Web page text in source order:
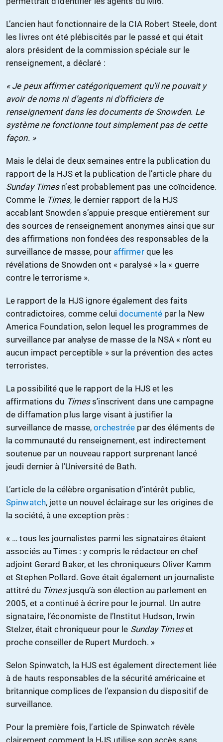
L’ancien haut fonctionnaire de la CIA Robert Steele, dont
les livres ont été plébiscités par le passé et qui était
alors président de la commission spéciale sur le
renseignement, a déclaré :
« Je peux affirmer catégoriquement qu’il ne pouvait y
avoir de noms ni d’agents ni d’officiers de
renseignement dans les documents de Snowden. Le
système ne fonctionne tout simplement pas de cette
façon. »
Mais le délai de deux semaines entre la publication du
rapport de la HJS et la publication de l’article phare du
Sunday Timesn’est probablement pas une coïncidence.
Comme le Times, le dernier rapport de la HJS
accablant Snowden s’appuie presque entièrement sur
des sources de renseignement anonymes ainsi que sur
des affirmations non fondées des responsables de la
surveillance de masse, pour affirmerque les
révélations de Snowden ont « paralysé » la « guerre
contre le terrorisme ».
Le rapport de la HJS ignore également des faits
contradictoires, comme celui documentépar la New
America Foundation, selon lequel les programmes de
surveillance par analyse de masse de la NSA « n’ont eu
aucun impact perceptible » sur la prévention des actes
terroristes.
La possibilité que le rapport de la HJS et les
affirmations du Timess’inscrivent dans une campagne
de diffamation plus large visant à justifier la
surveillance de masse,orchestrée par des éléments de
la communauté du renseignement, est indirectement
soutenue par un nouveau rapport surprenant lancé
jeudi dernier à l’Université de Bath.
L’article de la célèbre organisation d’intérêt public,
Spinwatch, jette un nouvel éclairage sur les origines de
la société, à une exception près :
« … tous les journalistes parmi les signataires étaient
associés au Times : y compris le rédacteur en chef
adjoint Gerard Baker, et les chroniqueurs Oliver Kamm
et Stephen Pollard. Gove était également un journaliste
attitré du Timesjusqu’à son élection au parlement en
2005, et a continué à écrire pour le journal. Un autre
signataire, l’économiste de l’Institut Hudson, Irwin
Stelzer, était chroniqueur pour le Sunday Timeset
proche conseiller de Rupert Murdoch. »
Selon Spinwatch, la HJS est également directement liée
à de hauts responsables de la sécurité américaine et
britannique complices de l’expansion du dispositif de
surveillance.
Pour la première fois, l’article de Spinwatch révèle